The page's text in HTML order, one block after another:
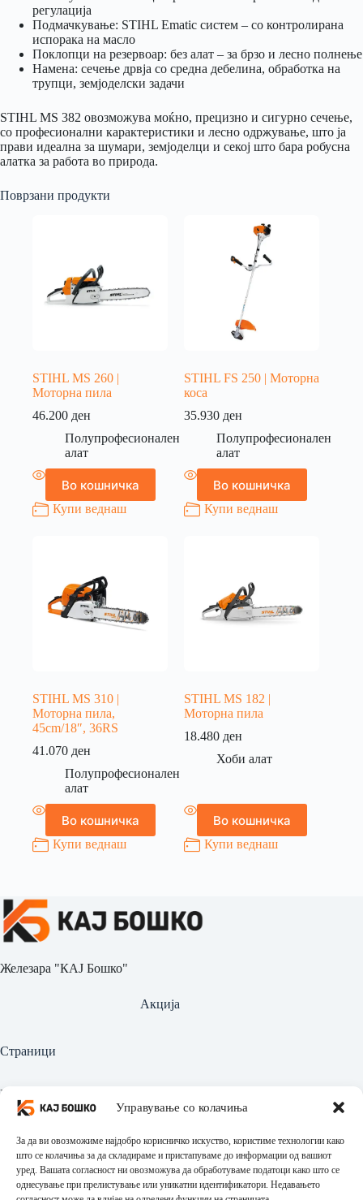
Управување со колачиња
За да ви овозможиме најдобро корисничко искуство, користиме технологии како
што се колачиња за да складираме и пристапуваме до информации од вашиот
уред. Вашата согласност ни овозможува да обработуваме податоци како што се
однесување при прелистување или уникатни идентификатори. Недавањето
регулација
Подмачкување: STIHL Ematic систем – со контролирана
испорака на масло
Поклопци на резервоар: без алат – за брзо и лесно полнење
Намена: сечење дрвја со средна дебелина, обработка на
трупци, земјоделски задачи
STIHL MS 382 овозможува моќно, прецизно и сигурно сечење,
со професионални карактеристики и лесно одржување, што ја
прави идеална за шумари, земјоделци и секој што бара робусна
алатка за работа во природа.
Поврзани продукти
STIHL MS 260 |
Моторна пила
46.200 ден
Полупрофесионален
алат
Во кошничка
Купи веднаш
STIHL FS 250 | Моторна
коса
35.930 ден
Полупрофесионален
алат
Во кошничка
Купи веднаш
STIHL MS 310 |
Моторна пила,
45cm/18″, 36RS
41.070 ден
Полупрофесионален
алат
Во кошничка
Купи веднаш
STIHL MS 182 |
Моторна пила
18.480 ден
Хоби алат
Во кошничка
Купи веднаш
Железара "КАЈ Бошко"
Акција
Страници
Најава
Производи
Политика за приватност